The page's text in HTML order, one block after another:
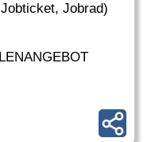
Jobrad)